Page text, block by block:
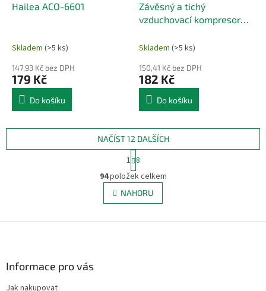
Hailea ACO-6601
Skladem (>5 ks)
147,93 Kč bez DPH
179 Kč
Do košíku
Závěsný a tichý
vzduchovací kompresor
l/min, 2 Watt, do 40 db
Skladem (>5 ks)
150,41 Kč bez DPH
182 Kč
Do košíku
O
v
l
á
NAČÍST 12 DALŠÍCH
t
r
á
n
k
v
1 8
94položek celkem
NAHORU
Informace pro vás
Jak nakupovat